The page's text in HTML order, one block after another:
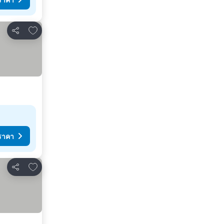
แชร์
เพิ่มในรายการโปรด
คา
แชร์
เพิ่มในรายการโปรด